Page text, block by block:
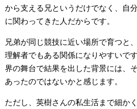
から支える兄というだけでなく、自
に関わってきた人だからです。
兄弟が同じ競技に近い場所で育つと
理解者でもある関係になりやすいで
界の舞台で結果を出した背景には、
あったのではないかと感じます。
ただし、英樹さんの私生活まで細か